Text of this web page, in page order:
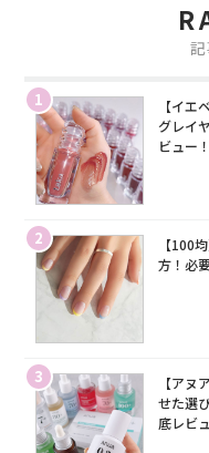
1
【イ
グレイ
ビュー！
2
【100
方！必
3
【ア
せた選
底レビ